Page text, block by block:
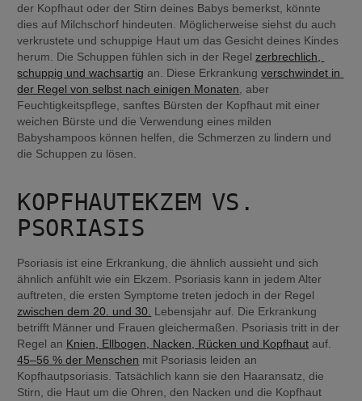
der Kopfhaut oder der Stirn deines Babys bemerkst, könnte
dies auf Milchschorf hindeuten. Möglicherweise siehst du auch
verkrustete und schuppige Haut um das Gesicht deines Kindes
herum. Die Schuppen fühlen sich in der Regel zerbrechlich,
schuppig und wachsartig an. Diese Erkrankung verschwindet in
der Regel von selbst nach einigen Monaten, aber
Feuchtigkeitspflege, sanftes Bürsten der Kopfhaut mit einer
weichen Bürste und die Verwendung eines milden
Babyshampoos können helfen, die Schmerzen zu lindern und
die Schuppen zu lösen.
KOPFHAUTEKZEM VS.
PSORIASIS
Psoriasis ist eine Erkrankung, die ähnlich aussieht und sich
ähnlich anfühlt wie ein Ekzem. Psoriasis kann in jedem Alter
zwischen dem 20. und 30.
Lebensjahr auf. Die Erkrankung
betrifft Männer und Frauen gleichermaßen. Psoriasis tritt in der
Regel an Knien, Ellbogen, Nacken, Rücken und Kopfhaut
45–56 % der Menschen mit Psoriasis leiden an
Kopfhautpsoriasis. Tatsächlich kann sie den Haaransatz, die
Stirn, die Haut um die Ohren, den Nacken und die Kopfhaut